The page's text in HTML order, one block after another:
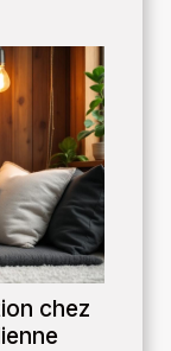
chez